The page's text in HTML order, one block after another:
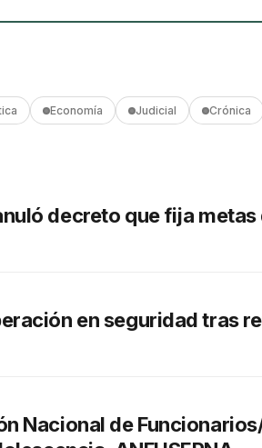
Economía Judicial Crónica
decreto que fija
en seguridad tras
Nacional de